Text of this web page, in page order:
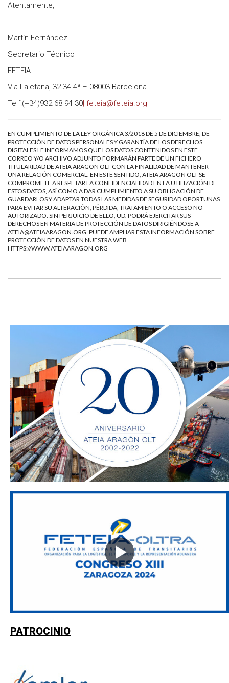
Atentamente,
Martín Fernández
Secretario Técnico
FETEIA
Via Laietana, 32-34 4ª – 08003 Barcelona
Telf:(+34)932 68 94 30| feteia@feteia.org
EN CUMPLIMIENTO DE LA LEY ORGÁNICA 3/2018 DE 5 DE DICIEMBRE, DE
PROTECCIÓN DE DATOS PERSONALES Y GARANTÍA DE LOS DERECHOS
DIGITALES LE INFORMAMOS QUE LOS DATOS CONTENIDOS EN ESTE
CORREO Y/O ARCHIVO ADJUNTO FORMARÁN PARTE DE UN FICHERO
TITULARIDAD DE ATEIA ARAGON OLT CON LA FINALIDAD DE MANTENER
UNA RELACIÓN COMERCIAL. EN ESTE SENTIDO, ATEIA ARAGON OLT SE
COMPROMETE A RESPETAR LA CONFIDENCIALIDAD EN LA UTILIZACIÓN DE
ESTOS DATOS, ASÍ COMO A DAR CUMPLIMIENTO A SU OBLIGACIÓN DE
GUARDARLOS Y ADAPTAR TODAS LAS MEDIDAS DE SEGURIDAD OPORTUNAS
PARA EVITAR SU ALTERACIÓN, PÉRDIDA, TRATAMIENTO O ACCESO NO
AUTORIZADO. SIN PERJUICIO DE ELLO, UD. PODRÁ EJERCITAR SUS
DERECHOS EN MATERIA DE PROTECCIÓN DE DATOS DIRIGIÉNDOSE A
ATEIA@ATEIAARAGON.ORG. PUEDE AMPLIAR ESTA INFORMACIÓN SOBRE
PROTECCIÓN DE DATOS EN NUESTRA WEB
HTTPS://WWW.ATEIAARAGON.ORG
PATROCINIO